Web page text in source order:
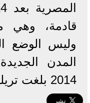
قادمة، وهي
وليس الوضع
المدن
2014 بلغت تريليون و300 مليار جنيه.